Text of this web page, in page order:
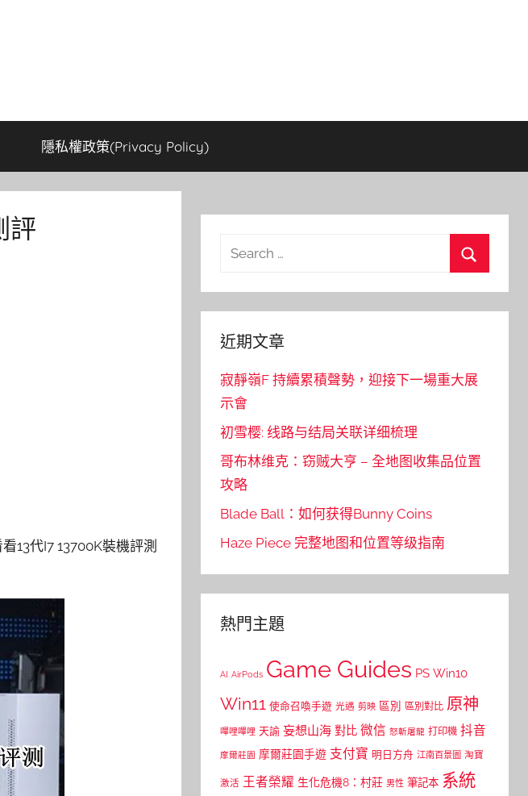
隱私權政策(Privacy Policy)
評
13代I7 13700K裝機評測
Search
近期文章
寂靜嶺F 持續累積聲勢，迎接下一場重大展
示會
初雪樱: 线路与结局关联详细梳理
哥布林维克：窃贼大亨 – 全地图收集品位置
攻略
Blade Ball：如何获得Bunny Coins
Haze Piece 完整地图和位置等级指南
熱門主題
AI AirPods Game Guides PS Win10
Win11 使命召喚手遊 光遇 剪映 區別 區別對比 原神
嗶哩嗶哩 天諭 妄想山海 對比 微信 怒斬屠龍 打印機 抖音
摩爾莊園 摩爾莊園手遊 支付寶 明日方舟 江南百景圖 淘寶
激活 王者榮耀 生化危機8：村莊 男性 筆記本 系統